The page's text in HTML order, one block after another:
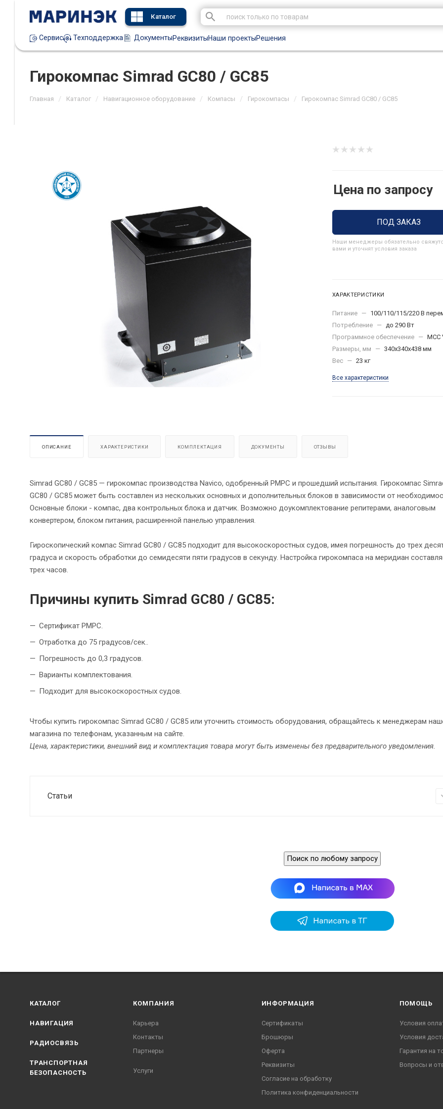
Каталог
Сервис Техподдержка ДокументыРеквизитыНаши проектыРешения
Гирокомпас Simrad GC80 / GC85
Главная / Каталог / Навигационное оборудование / Компасы / Гирокомпасы / Гирокомпас Simrad GC80 / GC85
Цена по запросу
ПОД ЗАКАЗ
Наши менеджеры обязательно
вами и уточнят условия заказа
ХАРАКТЕРИСТИКИ
Питание — 100/110/115/220 В
Потребление — до 290 Вт
Программное обеспечение — MCC
Размеры, мм
— 340х340х438 мм
Вес — 23 кг
Все характеристики
ОПИСАНИЕ ХАРАКТЕРИСТИКИ КОМПЛЕКТАЦИЯ ДОКУМЕНТЫ ОТЗЫВЫ
Simrad GC80 / GC85 — гирокомпас производства Navico, одобренный РМРС и прошедший испытания. Гирокомпас
GC80 / GC85 может быть составлен из нескольких основных и дополнительных блоков в зависимости от
Основные блоки - компас, два контрольных блока и датчик. Возможно доукомплектование репитерами, аналоговым
конвертером, блоком питания, расширенной панелью управления.
Гироскопический компас Simrad GC80 / GC85 подходит для высокоскоростных судов, имея погрешность до трех
градуса и скорость обработки до семидесяти пяти градусов в секунду. Настройка гирокомпаса на меридиан
трех часов.
Причины купить Simrad GC80 / GC85:
Сертификат РМРС.
Отработка до 75 градусов/сек..
Погрешность до 0,3 градусов.
Варианты комплектования.
Подходит для высокоскоростных судов.
Чтобы купить гирокомпас Simrad GC80 / GC85 или уточнить стоимость оборудования, обращайтесь к менеджерам
магазина по телефонам, указанным на сайте.
Цена, характеристики, внешний вид и комплектация товара могут быть изменены без предварительного уведомления.
Статьи
Поиск по любому запросу
КАТАЛОГ
НАВИГАЦИЯ
РАДИОСВЯЗЬ
ТРАНСПОРТНАЯ
БЕЗОПАСНОСТЬ
КОМПАНИЯ
Карьера
Контакты
Партнеры
Услуги
ИНФОРМАЦИЯ
Сертификаты
Брошюры
Оферта
Реквизиты
Согласие на обработку
Политика конфиденциальности
ПОМОЩЬ
Условия
Условия
Гарантия на
Вопросы и